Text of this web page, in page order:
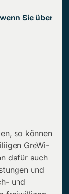
Sie über
so können
GreWi-
dafür auch
und
und